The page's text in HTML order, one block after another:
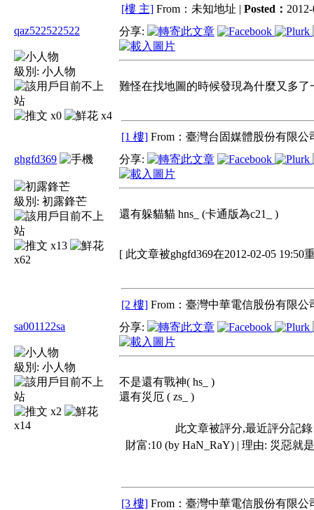
[樓 主] From：未知地址 | Posted：
qaz522522522
級別: 小人物
x0 x4
分享:
難怪在找地圖的時候發現為什麼又多
[1 樓] From：臺灣台固媒體股份有限公
ghgfd369
級別: 初露鋒芒
x13
x62
分享:
還有躲貓貓 hns_ (卡通版為c21_ )
[ 此文章被ghgfd369在2012-02-05 19:50
[2 樓] From：臺灣中華電信股份有限公
sa001122sa
級別: 小人物
x2
x14
分享:
不是還有戰神( hs_ )
還有災厄 ( zs_ )
此文章被評分,最近評分記錄
財富:10 (by HaN_RaY) | 理由: 災惡就
[3 樓] From：臺灣中華電信股份有限公